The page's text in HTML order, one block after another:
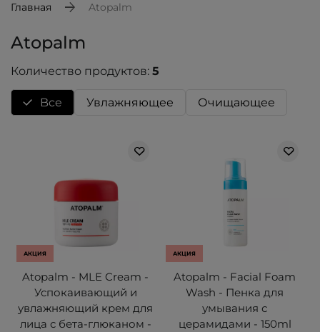
Главная Atopalm
Atopalm
Количество продуктов: 5
Bce Увлажняющее Очищающее
АКЦИЯ
Atopalm - MLE Cream -
Успокаивающий и
увлажняющий крем для
лица с бета-глюканом -
АКЦИЯ
Atopalm - Facial Foam
Wash - Пенка для
умывания с
церамидами - 150ml